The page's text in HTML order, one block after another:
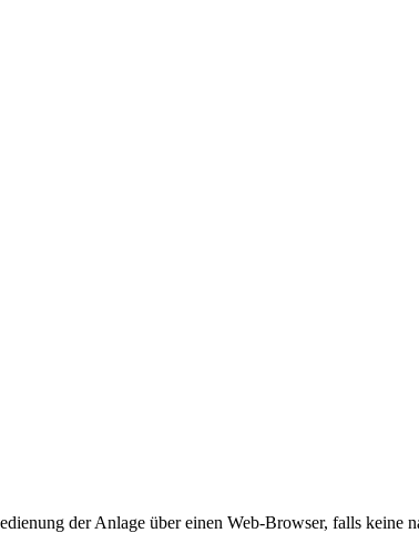
der Anlage über einen Web-Browser, falls keine